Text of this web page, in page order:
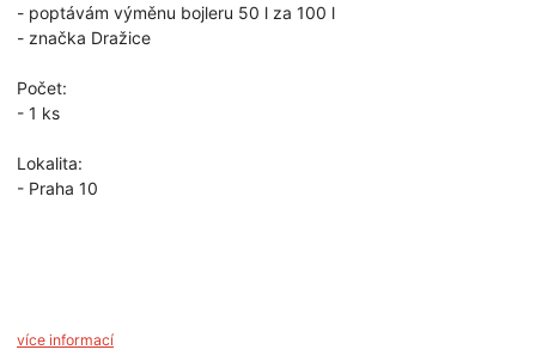
- poptávám výměnu bojleru 50 l za 100 l
- značka Dražice
Počet:
- 1 ks
Lokalita:
- Praha 10
více informací